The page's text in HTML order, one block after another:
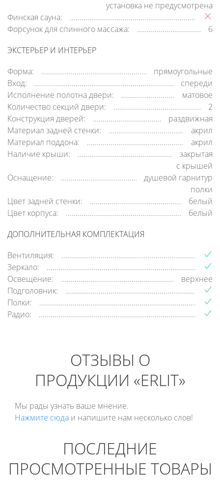
установка не предусмотрена
Финская сауна:
Форсунок для спинного массажа:
6
ЭКСТЕРЬЕР И ИНТЕРЬЕР
Форма:
прямоугольные
Вход:
спереди
Исполнение полотна двери:
матовое
Количество секций двери:
2
Конструкция дверей:
раздвижная
Материал задней стенки:
акрил
Материал поддона:
акрил
Наличие крыши:
закрытая
c крышей
Оснащение:
душевой гарнитур
полки
Цвет задней стенки:
белый
Цвет корпуса:
белый
ДОПОЛНИТЕЛЬНАЯ КОМПЛЕКТАЦИЯ
Вентиляция:
Зеркало:
Освещение:
верхнее
Подголовник:
Полки:
Радио:
ОТЗЫВЫ О
ПРОДУКЦИИ «ERLIT»
Мы рады узнать ваше мнение.
Нажмите сюда и напишите нам несколько слов!
ПОСЛЕДНИЕ
ПРОСМОТРЕННЫЕ ТОВАРЫ